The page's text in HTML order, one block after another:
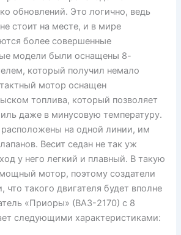
обновлений. Это логично, ведь
стоит на месте, и в мире
более совершенные
модели были оснащены 8-
который получил немало
мотор оснащен
топлива, который позволяет
даже в минусовую температуру.
на одной линии, им
Весит седан не так уж
у него легкий и плавный. В такую
мотор, поэтому создатели
такого двигателя будет вполне
«Приоры» (ВАЗ-2170) с 8
следующими характеристиками: